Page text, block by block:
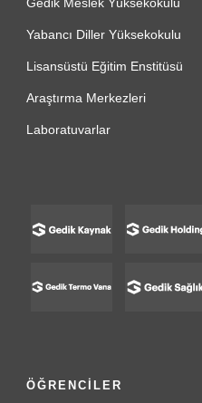
Yabancı Diller Yüksekokulu
Lisansüstü Eğitim Enstitüsü
Araştırma Merkezleri
Laboratuvarlar
ÖĞRENCİLER